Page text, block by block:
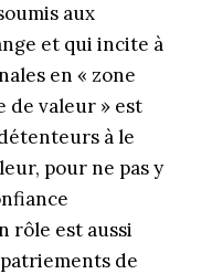
aux
et qui incite à
en « zone
de valeur » est
à le
pour ne pas y
rôle est aussi
de